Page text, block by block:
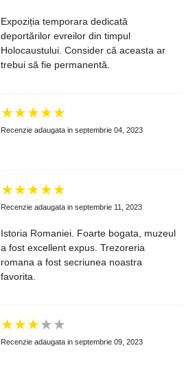
Expoziția temporara dedicată
deportărilor evreilor din timpul
Holocaustului. Consider că aceasta ar
trebui să fie permanentă.
★★★★★
Recenzie adaugata in septembrie 04, 2023
★★★★★
Recenzie adaugata in septembrie 11, 2023
Istoria Romaniei. Foarte bogata, muzeul
a fost excellent expus. Trezoreria
romana a fost secriunea noastra
favorita.
★★★★★
Recenzie adaugata in septembrie 09, 2023